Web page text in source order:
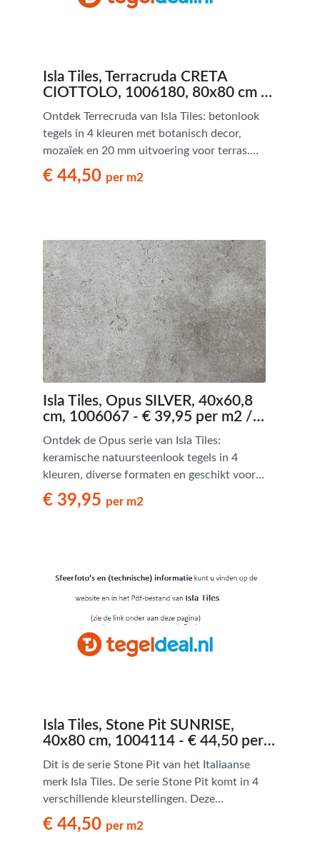
Isla Tiles, Terracruda CRETA
CIOTTOLO, 1006180, 80x80 cm -
€ 44,50 per m2
Ontdek Terrecruda van Isla Tiles: betonlook
tegels in 4 kleuren met botanisch decor,
mozaïek en 20 mm uitvoering voor terras.
Modern en veelzijdig.
€ 44,50 per m2
Isla Tiles, Opus SILVER, 40x60,8
cm, 1006067 - € 39,95 per m2 /
Palletdeal op aanvraag
Ontdek de Opus serie van Isla Tiles:
keramische natuursteenlook tegels in 4
kleuren, diverse formaten en geschikt voor
Romaans verband. Tijdloos en stijlvol.
€ 39,95 per m2
Isla Tiles, Stone Pit SUNRISE,
40x80 cm, 1004114 - € 44,50 per
m2
Dit is de serie Stone Pit van het Italiaanse
merk Isla Tiles. De serie Stone Pit komt in 4
verschillende kleurstellingen. Deze
natuursteenlook tegels hebben een
verouderde uitstraling en zijn van bijzonder
€ 44,50 per m2